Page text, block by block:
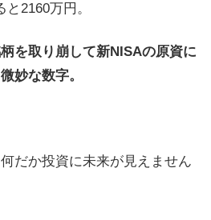
2160万円。
を取り崩して新NISAの原資に
妙な数字。
だか投資に未来が見えません